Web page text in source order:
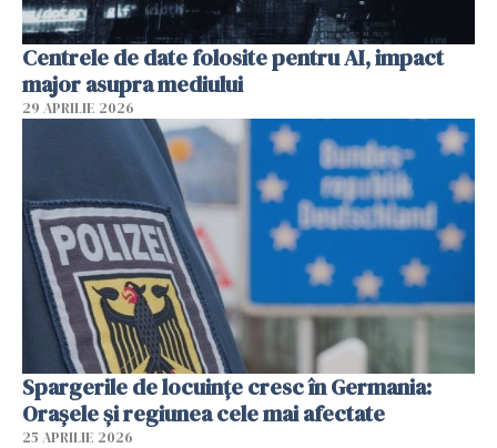
Centrele de date folosite pentru AI, impact
major asupra mediului
29 APRILIE 2026
Spargerile de locuințe cresc în Germania:
Orașele și regiunea cele mai afectate
25 APRILIE 2026